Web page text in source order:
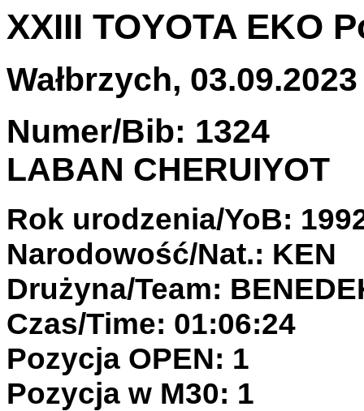
XXIII TOYOTA EKO
Wałbrzych,
Numer/Bib: 1324
LABAN CHERUIYOT
Rok urodzenia/YoB:
Narodowość/Nat.: KEN
Drużyna/Team:
Czas/Time: 01:06:24
Pozycja OPEN: 1
Pozycja w M30: 1